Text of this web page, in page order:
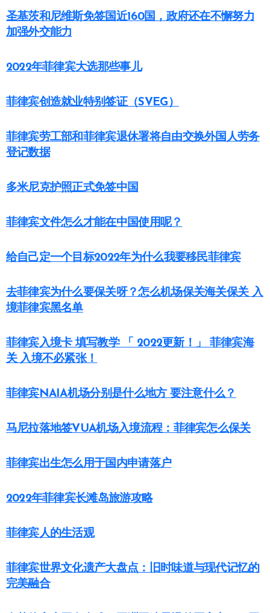
圣基茨和尼维斯免签国近160国，政府还在不懈努力
加强外交能力
2022年菲律宾大选那些事儿
菲律宾创造就业特别签证（SVEG）
菲律宾劳工部和菲律宾退休署将自由交换外国人劳务
登记数据
多米尼克护照正式免签中国
菲律宾文件怎么才能在中国使用呢？
给自己定一个目标2022年为什么我要移民菲律宾
去菲律宾为什么要保关呀？怎么机场保关海关保关 入
境菲律宾黑名单
菲律宾入境卡 填写教学 「 2022更新！」 菲律宾海
关 入境不必紧张！
菲律宾NAIA机场分别是什么地方 要注意什么？
马尼拉落地签VUA机场入境流程：菲律宾怎么保关
菲律宾出生怎么用于国内申请落户
2022年菲律宾长滩岛旅游攻略
菲律宾人的生活观
菲律宾世界文化遗产大盘点：旧时味道与现代记忆的
完美融合